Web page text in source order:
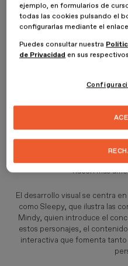
Eva Fernández Giménez ,
Animación
de ESDESIGN,
Wellbeinges un espacio
personas conceptos
compleja de manera
ilustraciones y vídeos
Inspirado por la creciente
problema de la
encontrarán información
hacen más
El desarrollo visual se centra
como Sleepy, que ilustra las
Mindy, quien introduce el
estos personajes, el
interactiva que fomenta
ejemplo, en formularios de
todas las cookies pulsando el
configurarlas mediante el
Puedes consultar nuestra
de Privacidad en sus